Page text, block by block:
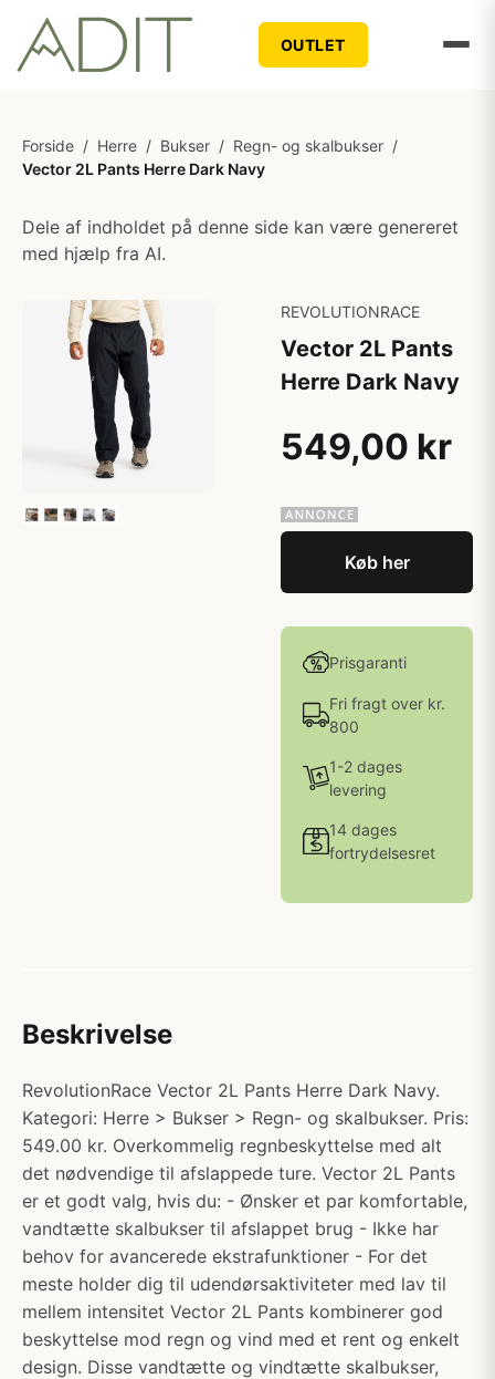
OUTLET
Forside / Herre / Bukser / Regn- og skalbukser /
Vector 2L Pants Herre Dark Navy
Dele af indholdet på denne side kan være genereret
med hjælp fra AI.
REVOLUTIONRACE
Vector 2L Pants
Herre Dark Navy
549,00 kr
Køb her
Prisgaranti
Fri fragt over kr.
800
1-2 dages
levering
14 dages
fortrydelsesret
Beskrivelse
RevolutionRace Vector 2L Pants Herre Dark Navy.
Kategori: Herre > Bukser > Regn- og skalbukser. Pris:
549.00 kr. Overkommelig regnbeskyttelse med alt
det nødvendige til afslappede ture. Vector 2L Pants
er et godt valg, hvis du: - Ønsker et par komfortable,
vandtætte skalbukser til afslappet brug - Ikke har
behov for avancerede ekstrafunktioner - For det
meste holder dig til udendørsaktiviteter med lav til
mellem intensitet Vector 2L Pants kombinerer god
beskyttelse mod regn og vind med et rent og enkelt
design. Disse vandtætte og vindtætte skalbukser,